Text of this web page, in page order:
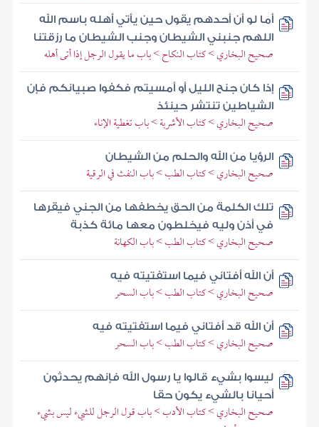
أما لو أن أحدهم يقول حين يأتي أهله باسم الله
اللهم جنبني الشيطان وجنب الشيطان ما رزقتنا
صحيح البخاري > كتاب النكاح > باب ما يقول الرجل إذا أتى أهله
إذا كان جنح الليل أو أمسيتم فكفوا صبيانكم فإن
الشياطين تنتشر حينئذ
صحيح البخاري > كتاب الأشربة > باب تغطية الإناء
الرؤيا من الله والحلم من الشيطان
صحيح البخاري > كتاب الطب > باب النفث في الرقية
تلك الكلمة من الحق يخطفها من الجني فيقرها
في أذن وليه فيخلطون معها مائة كذبة
صحيح البخاري > كتاب الطب > باب الكهانة
أن الله أفتاني فيما استفتيته فيه
صحيح البخاري > كتاب الطب > باب السحر
أن الله قد أفتاني فيما استفتيته فيه
صحيح البخاري > كتاب الطب > باب السحر
ليسوا بشيء قالوا يا رسول الله فإنهم يحدثون
أحيانا بالشيء يكون حقا
صحيح البخاري > كتاب الأدب > باب قول الرجل للشيء ليس بشيء